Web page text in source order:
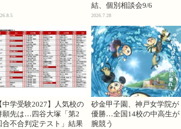
結、個別相談会9/6
2026.7.28
中学受験2027】人気校の
願先は…四谷大塚「第2
合不合判定テスト」結果
砂金甲子園、神戸女学院が
優勝…全国14校の中高生が
腕競う